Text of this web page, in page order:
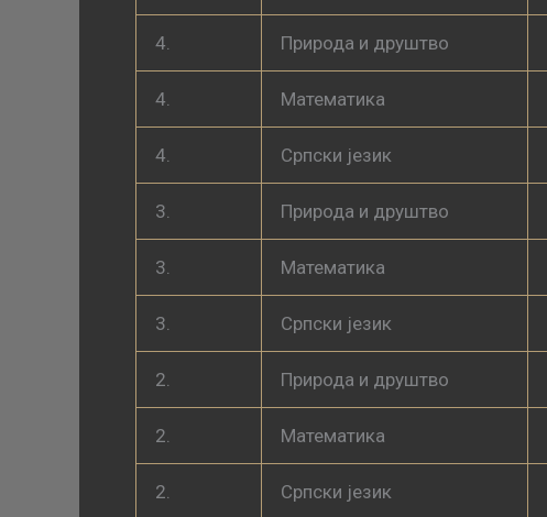
4. Природа и друштво
4. Математика
4. Српски језик
3. Природа и друштво
3. Математика
3. Српски језик
2. Природа и друштво
2. Математика
2. Српски језик